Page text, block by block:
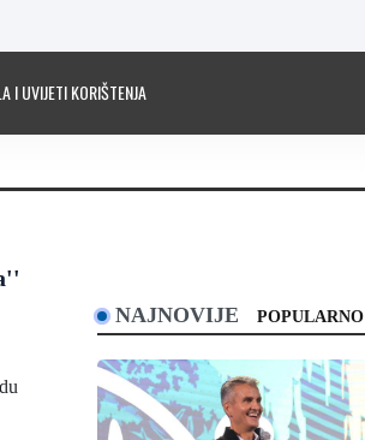
I UVIJETI KORIŠTENJA
NAJNOVIJE POPULARNO